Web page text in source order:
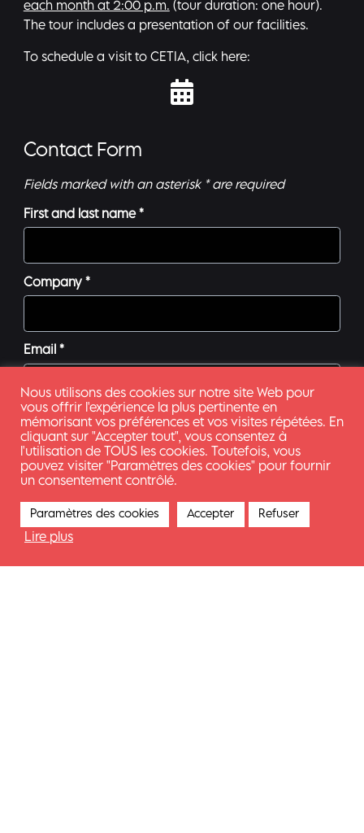
each month at 2:00 p.m. (tour duration: one hour).
The tour includes a presentation of our facilities.
To schedule a visit to CETIA, click here:
Contact Form
Fields marked with an asterisk * are required
First and last name *
Company *
Email *
Phone
Message *
Nous utilisons des cookies sur notre site Web pour
vous offrir l'expérience la plus pertinente en
mémorisant vos préférences et vos visites répétées. En
cliquant sur "Accepter tout", vous consentez à
l'utilisation de TOUS les cookies. Toutefois, vous
pouvez visiter "Paramètres des cookies" pour fournir
un consentement contrôlé.
Paramètres des cookies Accepter Refuser
Lire plus